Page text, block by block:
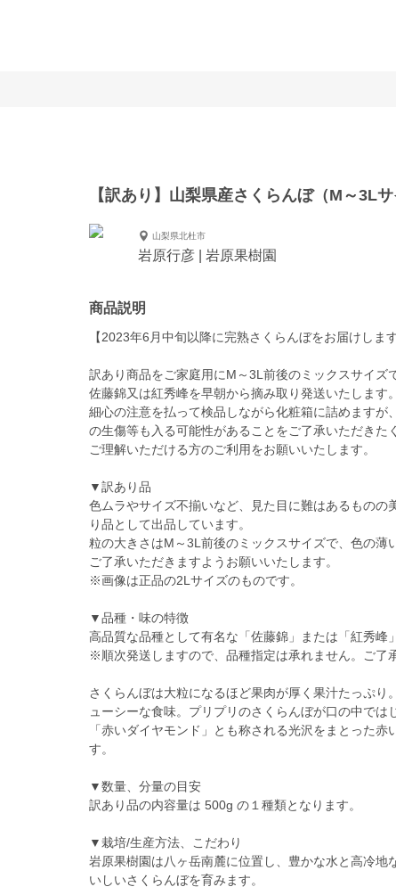
【訳あり】山梨県産さくらんぼ（M～3Lサ
山梨県北杜市
岩原行彦 | 岩原果樹園
商品説明
【2023年6月中旬以降に完熟さくらんぼをお届けします
訳あり商品をご家庭用にM～3L前後のミックスサイズ
佐藤錦又は紅秀峰を早朝から摘み取り発送いたします。
細心の注意を払って検品しながら化粧箱に詰めます
の生傷等も入る可能性があることをご了承いただきた
ご理解いただける方のご利用をお願いいたします。
▼訳あり品
色ムラやサイズ不揃いなど、見た目に難はあるものの
り品として出品しています。
粒の大きさはM～3L前後のミックスサイズで、色の薄
ご了承いただきますようお願いいたします。
※画像は正品の2Lサイズのものです。
▼品種・味の特徴
高品質な品種として有名な「佐藤錦」または「紅秀峰
※順次発送しますので、品種指定は承れません。ご了
さくらんぼは大粒になるほど果肉が厚く果汁たっぷ
ューシーな食味。プリプリのさくらんぼが口の中では
「赤いダイヤモンド」とも称される光沢をまとった
す。
▼数量、分量の目安
訳あり品の内容量は 500g の１種類となります。
▼栽培/生産方法、こだわり
岩原果樹園は八ヶ岳南麓に位置し、豊かな水と高冷地
いしいさくらんぼを育みます。